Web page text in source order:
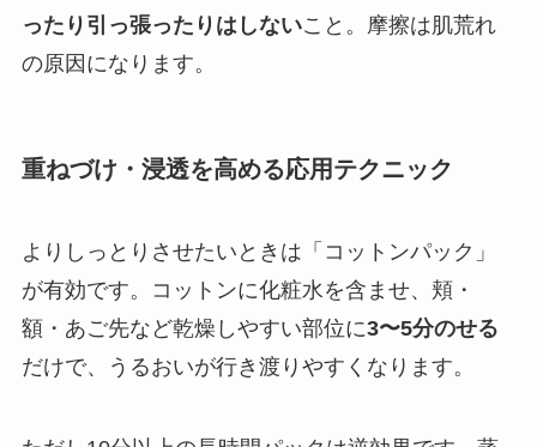
ったり引っ張ったりはしないこと。摩擦は肌荒れ
の原因になります。
重ねづけ・浸透を高める応用テクニック
よりしっとりさせたいときは「コットンパック」
が有効です。コットンに化粧水を含ませ、頬・
額・あご先など乾燥しやすい部位に3〜5分のせる
だけで、うるおいが行き渡りやすくなります。